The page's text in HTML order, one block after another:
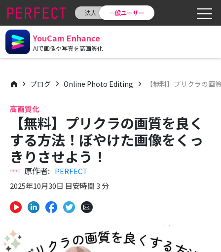
法人 一般ユーザー
YouCam Enhance
AIで画像や写真を高画質化
ブログ Online Photo Editing 【無料】プリクラの
高画質化
【無料】プリクラの画質を良く
する方法！ぼやけた画像をくっ
きりさせよう！
原作者: PERFECT
2025年10月30日 目安時間 3 分